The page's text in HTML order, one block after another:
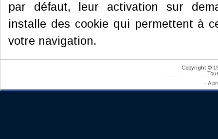
par défaut, leur activation sur
installe des cookie qui permettent à
votre navigation.
Copyright ©
- A